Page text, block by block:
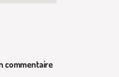
commentaire